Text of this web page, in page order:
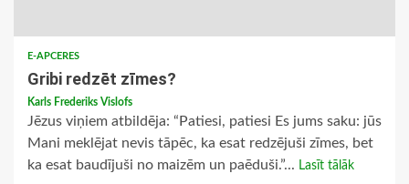
E-APCERES
Gribi redzēt zīmes?
Karls Frederiks Vislofs
Jēzus viņiem atbildēja: “Patiesi, patiesi Es jums saku: jūs
Mani meklējat nevis tāpēc, ka esat redzējuši zīmes, bet
ka esat baudījuši no maizēm un paēduši.”... Lasīt tālāk